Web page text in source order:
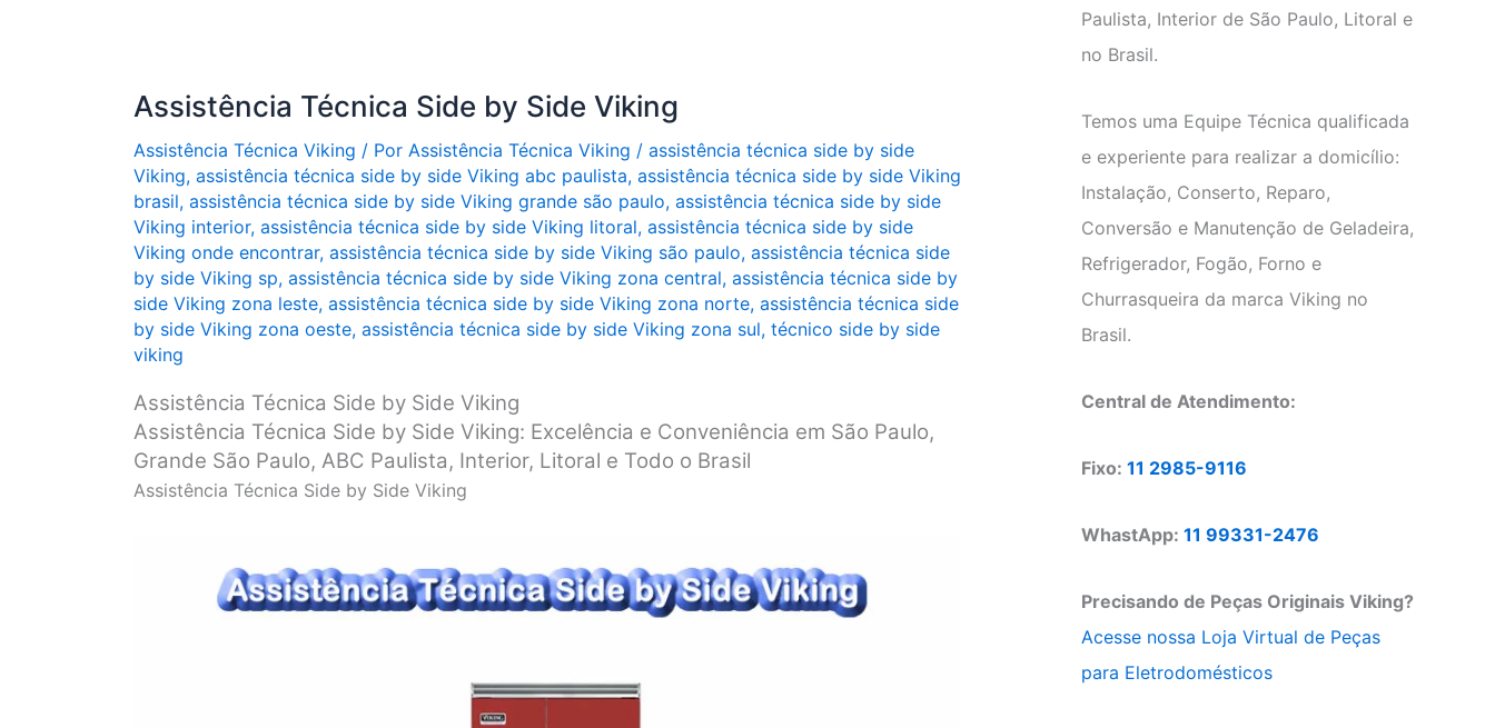
Assistência Técnica Side by Side Viking
Assistência Técnica Viking / Por Assistência Técnica Viking / assistência técnica side by side
Viking, assistência técnica side by side Viking abc paulista, assistência técnica side by side Viking
brasil, assistência técnica side by side Viking grande são paulo, assistência técnica side by side
Viking interior, assistência técnica side by side Viking litoral, assistência técnica side by side
Viking onde encontrar, assistência técnica side by side Viking são paulo, assistência técnica side
by side Viking sp, assistência técnica side by side Viking zona central, assistência técnica side by
side Viking zona leste, assistência técnica side by side Viking zona norte, assistência técnica side
by side Viking zona oeste, assistência técnica side by side Viking zona sul, técnico side by side
viking
Assistência Técnica Side by Side Viking
Assistência Técnica Side by Side Viking: Excelência e Conveniência em São Paulo,
Grande São Paulo, ABC Paulista, Interior, Litoral e Todo o Brasil
Assistência Técnica Side by Side Viking
Paulista, Interior de São Paulo, Litoral e
no Brasil.
Temos uma Equipe Técnica qualificada
e experiente para realizar a domicílio:
Instalação, Conserto, Reparo,
Conversão e Manutenção de Geladeira,
Refrigerador, Fogão, Forno e
Churrasqueira da marca Viking no
Brasil.
Central de Atendimento:
Fixo: 11 2985-9116
WhastApp: 11 99331-2476
Precisando de Peças Originais Viking?
Acesse nossa Loja Virtual de Peças
para Eletrodomésticos